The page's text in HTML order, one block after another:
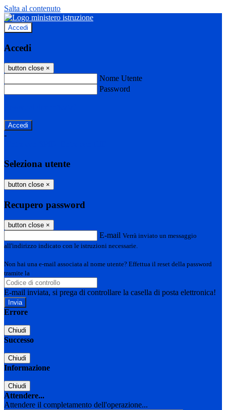
Salta al contenuto
Accedi
Accedi
button close ×
Nome Utente
Password
-
Seleziona utente
button close ×
Recupero password
button close ×
E-mail Verrà inviato un messaggio
all'indirizzo indicato con le istruzioni necessarie.
Non hai una e-mail associata al nome utente? Effettua il reset della password
tramite la
E-mail inviata, si prega di controllare la casella di posta elettronica!
Errore
Chiudi
Successo
Chiudi
Informazione
Chiudi
Attendere...
Attendere il completamento dell'operazione...